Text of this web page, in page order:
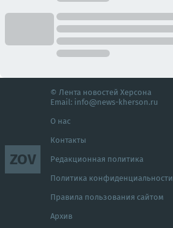
ZOV
© Лента новостей Херсона
Email: info@news-kherson.ru
О нас
Контакты
Редакционная политика
Политика конфиденциальности
Правила пользования сайтом
Архив